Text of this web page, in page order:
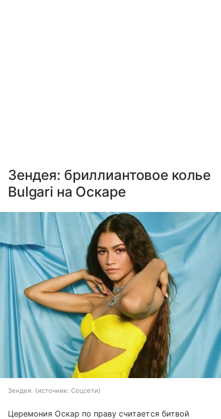
Зендея: бриллиантовое колье
Bulgari на Оскаре
Зендея. источник: Соцсети
Церемония Оскар по праву считается битвой